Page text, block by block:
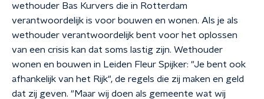
wethouder Bas Kurvers die in Rotterdam
verantwoordelijk is voor bouwen en wonen. Als je als
wethouder verantwoordelijk bent voor het oplossen
van een crisis kan dat soms lastig zijn. Wethouder
wonen en bouwen in Leiden Fleur Spijker: "Je bent ook
afhankelijk van het Rijk", de regels die zij maken en geld
dat zij geven. "Maar wij doen als gemeente wat wij